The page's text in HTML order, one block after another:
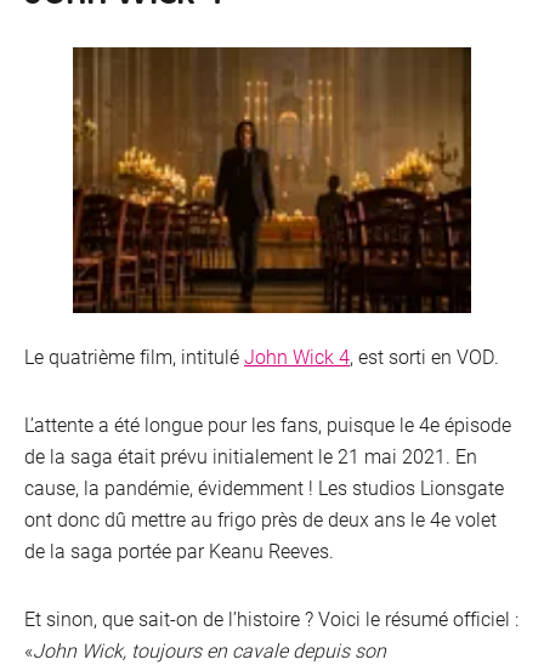
Le quatrième film, intituléJohn Wick 4, est sorti en VOD.
L’attente a été longue pour les fans, puisque le 4e épisode
de la saga était prévu initialement le 21 mai 2021. En
cause, la pandémie, évidemment ! Les studios Lionsgate
ont donc dû mettre au frigo près de deux ans le 4e volet
de la saga portée par Keanu Reeves.
Et sinon, que sait-on de l’histoire ? Voici le résumé officiel :
«John Wick, toujours en cavale depuis son